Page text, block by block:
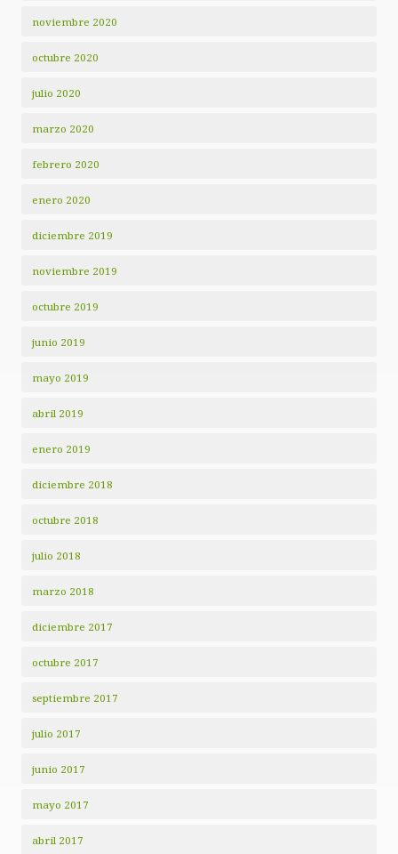
noviembre 2020
octubre 2020
julio 2020
marzo 2020
febrero 2020
enero 2020
diciembre 2019
noviembre 2019
octubre 2019
junio 2019
mayo 2019
abril 2019
enero 2019
diciembre 2018
octubre 2018
julio 2018
marzo 2018
diciembre 2017
octubre 2017
septiembre 2017
julio 2017
junio 2017
mayo 2017
abril 2017